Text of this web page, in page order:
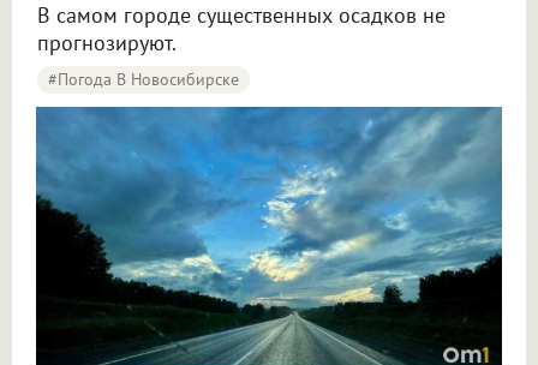
В самом городе существенных осадков не
прогнозируют.
#Погода В Новосибирске